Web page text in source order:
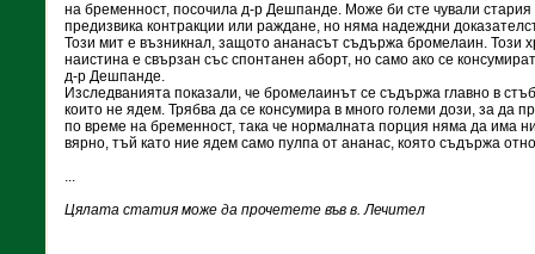
на бременност, посочила д-р Дешпанде. Може би сте чували
предизвика контракции или раждане, но няма надеждни
Този мит е възникнал, защото ананасът съдържа бромелаин. Този
наистина е свързан със спонтанен аборт, но само ако се
д-р Дешпанде.
Изследванията показали, че бромелаинът се съдържа главно в
които не ядем. Трябва да се консумира в много големи дози, за да
по време на бременност, така че нормалната порция няма да има
вярно, тъй като ние ядем само пулпа от ананас, която съдържа
...
Цялата статия може да прочетете във в. Лечител